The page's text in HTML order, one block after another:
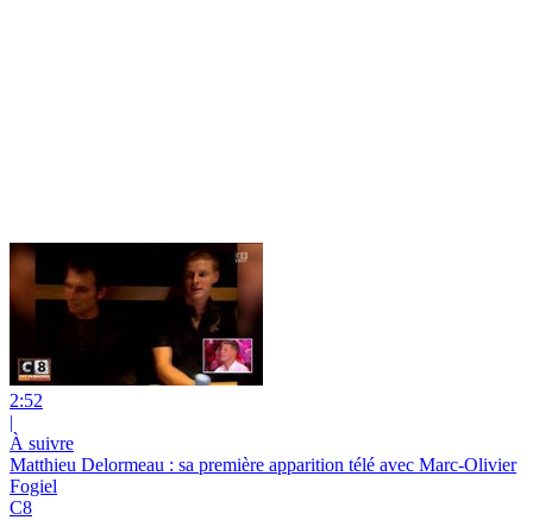
2:52
|
À suivre
Matthieu Delormeau : sa première apparition télé avec Marc-Olivier
Fogiel
C8